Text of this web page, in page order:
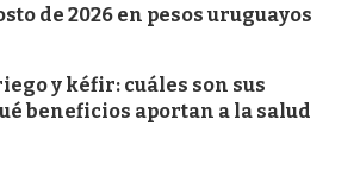
de 2026 en pesos uruguayos
y kéfir: cuáles son sus
beneficios aportan a la salud